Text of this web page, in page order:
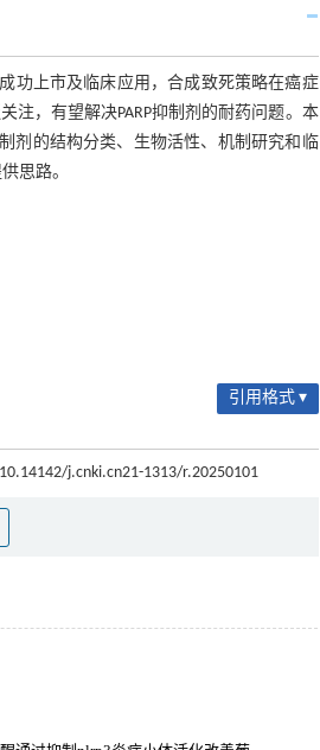
功上市及临床应用，合成致死策略在癌症
注，有望解决PARP抑制剂的耐药问题。本
剂的结构分类、生物活性、机制研究和临
思路。
引用格式 ▾
j.cnki.cn21-1313/r.20250101